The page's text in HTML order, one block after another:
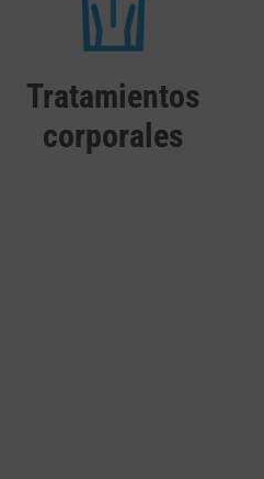
Tratamientos
corporales